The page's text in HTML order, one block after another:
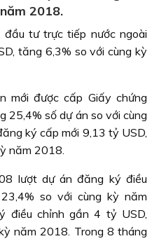
2018.
tư trực tiếp nước ngoài
tăng 6,3% so với cùng kỳ
mới được cấp Giấy chứng
25,4% số dự án so với cùng
ký cấp mới 9,13 tỷ USD,
năm 2018.
lượt dự án đăng ký điều
so với cùng kỳ năm
điều chỉnh gần 4 tỷ USD,
năm 2018. Trong 8 tháng